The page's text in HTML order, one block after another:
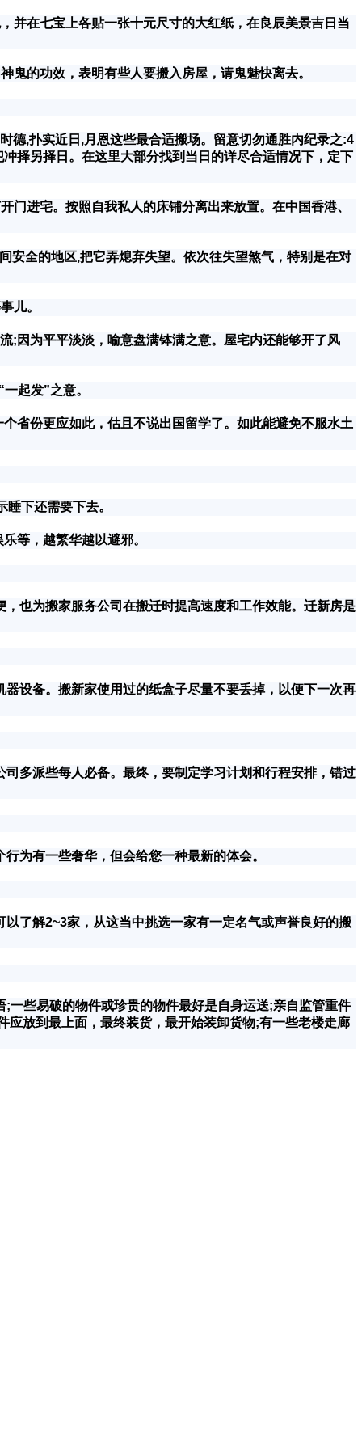
在七宝上各贴一张十元尺寸的大红纸，在良辰美景吉日当
的功效，表明有些人要搬入房屋，请鬼魅快离去。
,扑实近日,月恩这些最合适搬场。留意切勿通胜内纪录之:4
择另择日。在这里大部分找到当日的详尽合适情况下，定下
进宅。按照自我私人的床铺分离出来放置。在中国香港、
全的地区,把它弄熄弃失望。依次往失望煞气，特别是在对
儿。
因为平平淡淡，喻意盘满钵满之意。屋宅内还能够开了风
起发”之意。
份更应如此，估且不说出国留学了。如此能避免不服水土
下还需要下去。
等，越繁华越以避邪。
也为搬家服务公司在搬迁时提高速度和工作效能。迁新房是
设备。搬新家使用过的纸盒子尽量不要丢掉，以便下一次再
多派些每人必备。最终，要制定学习计划和行程安排，错过
为有一些奢华，但会给您一种最新的体会。
了解2~3家，从这当中挑选一家有一定名气或声誉良好的搬
些易破的物件或珍贵的物件最好是自身运送;亲自监管重件
放到最上面，最终装货，最开始装卸货物;有一些老楼走廊